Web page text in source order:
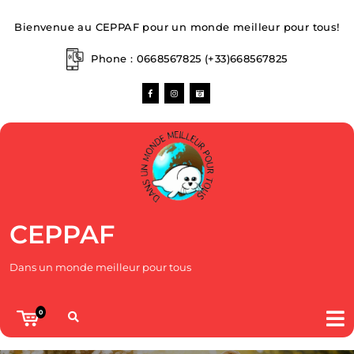
Bienvenue au CEPPAF pour un monde meilleur pour tous!
Phone : 0668567825 (+33)668567825
CEPPAF
Dans un monde meilleur pour tous
0